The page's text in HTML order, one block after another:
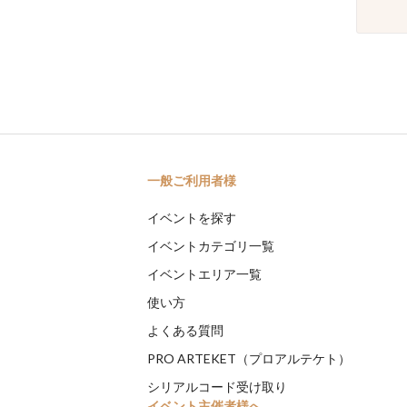
一般ご利用者様
イベントを探す
イベントカテゴリ一覧
イベントエリア一覧
使い方
よくある質問
PRO ARTEKET（プロアルテケト）
シリアルコード受け取り